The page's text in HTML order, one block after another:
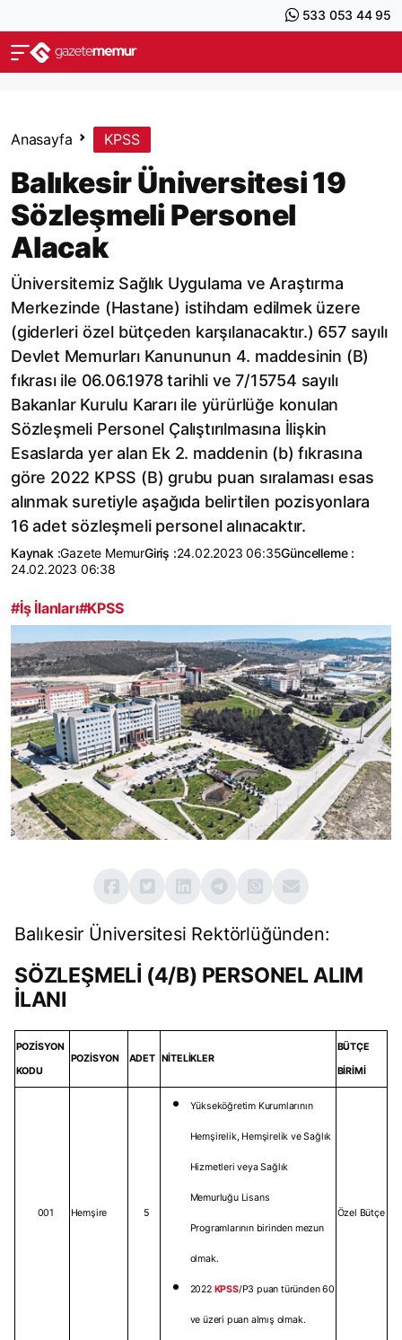
533 053 44 95
Anasayfa KPSS
Balıkesir Üniversitesi 19
Sözleşmeli Personel
Alacak
Üniversitemiz Sağlık Uygulama ve Araştırma
Merkezinde (Hastane) istihdam edilmek üzere
(giderleri özel bütçeden karşılanacaktır.) 657 sayılı
Devlet Memurları Kanununun 4. maddesinin (B)
fıkrası ile 06.06.1978 tarihli ve 7/15754 sayılı
Bakanlar Kurulu Kararı ile yürürlüğe konulan
Sözleşmeli Personel Çalıştırılmasına İlişkin
Esaslarda yer alan Ek 2. maddenin (b) fıkrasına
göre 2022 KPSS (B) grubu puan sıralaması esas
alınmak suretiyle aşağıda belirtilen pozisyonlara
16 adet sözleşmeli personel alınacaktır.
Kaynak :Gazete MemurGiriş :24.02.2023 06:35Güncelleme :
24.02.2023 06:38
#İş İlanları#KPSS
Balıkesir Üniversitesi Rektörlüğünden:
SÖZLEŞMELİ (4/B) PERSONEL ALIM
İLANI
POZİSYON
KODU
POZİSYON ADET NİTELİKLER
BÜTÇE
BİRİMİ
001 Hemşire 5
Yükseköğretim Kurumlarının
Hemşirelik, Hemşirelik ve Sağlık
Hizmetleri veya Sağlık
Memurluğu Lisans
Programlarının birinden mezun
olmak.
2022 KPSS/P3 puan türünden 60
ve üzeri puan almış olmak.
Özel Bütçe